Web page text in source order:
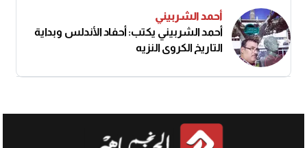
أحمد الشربيني
أحمد الشربيني يكتب: أحفاد الأندلس وبداية
التاريخ الكروي النزيه